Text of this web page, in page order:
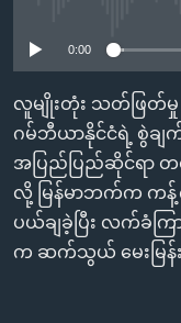
စာမျက်နှာ
သို့
ကျော်
ကြည့်
ရန်
ရှာဖွေ
ဗွီအိုအေ လူမှုကွန်ယက်မျာ
ဘာသာစကားများ
0:00
လူမျိုးတုံး သတ်ဖြတ်မှု
ဂမ်ဘီယာနိုင်ငံရဲ့ စွဲချ
အပြည်ပြည်ဆိုင်ရာ တရ
လို့ မြန်မာဘက်က ကန့်
ပယ်ချခဲ့ပြီး လက်ခံက
က ဆက်သွယ် မေးမြန်